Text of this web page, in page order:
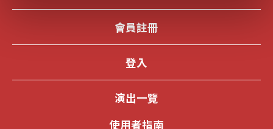
會員註冊
登入
演出一覽
使用者指南